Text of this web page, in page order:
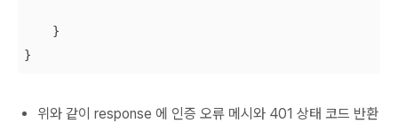
    }
}
위와 같이 response 에 인증 오류 메시와 401 상태 코드 반환